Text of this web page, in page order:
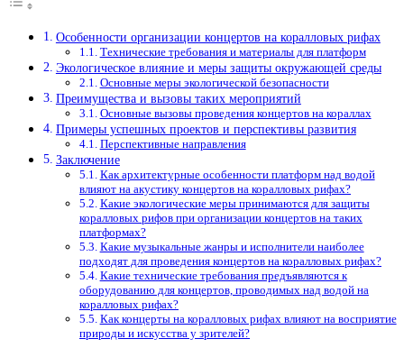
Особенности организации концертов на коралловых рифах
Технические требования и материалы для платформ
Экологическое влияние и меры защиты окружающей среды
Основные меры экологической безопасности
Преимущества и вызовы таких мероприятий
Основные вызовы проведения концертов на кораллах
Примеры успешных проектов и перспективы развития
Перспективные направления
Заключение
Как архитектурные особенности платформ над водой
влияют на акустику концертов на коралловых рифах?
Какие экологические меры принимаются для защиты
коралловых рифов при организации концертов на таких
платформах?
Какие музыкальные жанры и исполнители наиболее
подходят для проведения концертов на коралловых рифах?
Какие технические требования предъявляются к
оборудованию для концертов, проводимых над водой на
коралловых рифах?
Как концерты на коралловых рифах влияют на восприятие
природы и искусства у зрителей?